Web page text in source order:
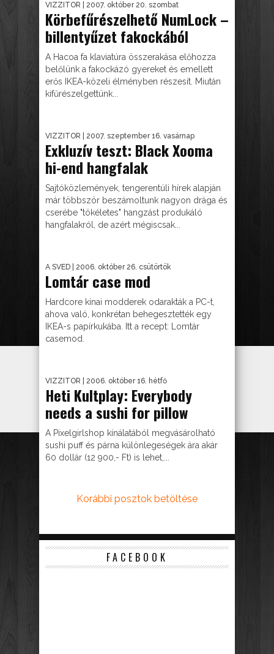
VIZZITOR | 2007. október 20. szombat
Körbefűrészelhető NumLock –
billentyűzet fakockából
A Hacoa fa klaviatúra összerakása előhozza
belőlünk a fakockázó gyereket és emellett
erős IKEA-közeli élményben részesít. Miután
kifűrészelgettünk...
VIZZITOR | 2007. szeptember 16. vasárnap
Exkluzív teszt: Black Xooma
hi-end hangfalak
Sajtóközlemények, tengerentúli hírek alapján
már többször beszámoltunk nagyon drága és
cserébe "tökéletes" hangzást produkáló
hangfalakról, de azért mégiscsak...
A SVED | 2006. október 26. csütörtök
Lomtár case mod
Hardcore kínai modderek odarakták a PC-t,
ahova való, konkrétan behegesztették egy
IKEA-s papírkukába. Itt a recept: Lomtár
casemod.
VIZZITOR | 2006. október 16. hétfő
Heti Kultplay: Everybody
needs a sushi for pillow
A Pixelgirlshop kínálatából megvásárolható
sushi puff és párna különlegeségek ára akár
60 dollár (12 900,- Ft) is lehet,...
Korábbi posztok betöltése
FACEBOOK